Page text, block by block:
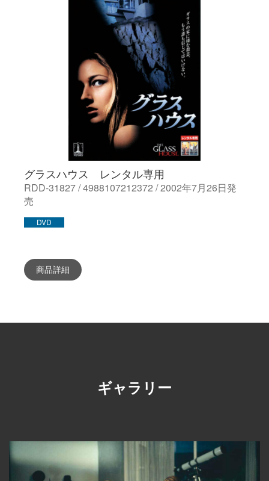
グラスハウス レンタル専用
RDD-31827 / 4988107212372 / 2002年7月26日発
売
DVD
商品詳細
ギャラリー